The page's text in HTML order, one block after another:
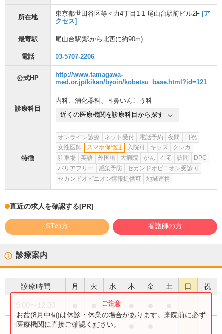
所在地 東京都世田谷区等々力4丁目1-1 尾山台駅前ビル2F [ア
クセス]
最寄駅 尾山台駅(駅から北西に約90m)
電話 03-5707-2206
公式HP
http://www.tamagawa-
med.or.jp/kikan/byoin/kobetsu_base.html?id=121
診療科目
内科、 消化器科、 耳鼻いんこう科
近くの医療機関を診療科目から探す
特徴
オンライン診療 ネット受付 電話予約 夜間
日祝
女性医師
スマホ保険証 入院可 キッズ
クレカ
駐車場
英語 外国語 大病院 がん 在宅 訪問
DPC
バリアフリー
感染予防
セカンドオピニオン受診可
セカンドオピニオン情報提供可
地域連携
直近の求人を確認する[PR]
STの方 看護師の方
診療案内
診療時間 月 火 水 木 金 土 日 祝
●
14:30〜18:30 ● ●
お盆(8月中旬)は休診・休業の場合があります。来院前に必ず
医療機関に直接ご確認ください。